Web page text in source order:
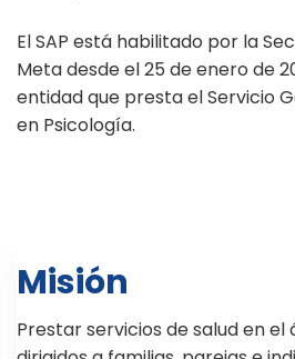
El SAP está habilitado por la
Meta desde el 25 de enero de
entidad que presta el Servicio
en Psicología.
Misión
Prestar servicios de salud en el